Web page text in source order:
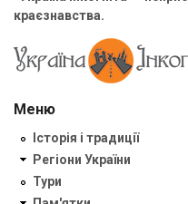
краєзнавства.
Меню
Історія і традиції
Регіони України
Тури